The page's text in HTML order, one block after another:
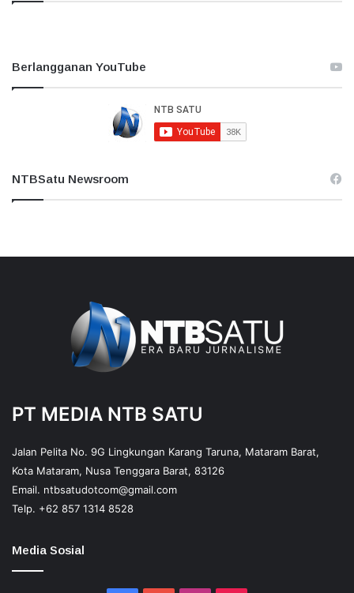
Berlangganan YouTube
NTBSatu Newsroom
PT MEDIA NTB SATU
Jalan Pelita No. 9G Lingkungan Karang Taruna, Mataram Barat,
Kota Mataram, Nusa Tenggara Barat, 83126
Email. ntbsatudotcom@gmail.com
Telp. +62 857 1314 8528
Media Sosial